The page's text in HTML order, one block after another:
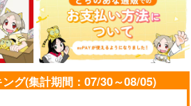
グ(集計期間：07/30～08/05)